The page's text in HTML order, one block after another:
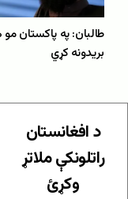
طالبان: په پاکستان مو
بریدونه کړي
د افغانستان
راتلونکې ملاتړ
وکړئ